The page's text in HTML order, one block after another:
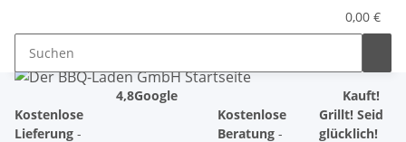
0,00 €
Kostenlose
Lieferung -
4,8Google
Kostenlose
Beratung -
Kauft!
Grillt! Seid
glücklich!